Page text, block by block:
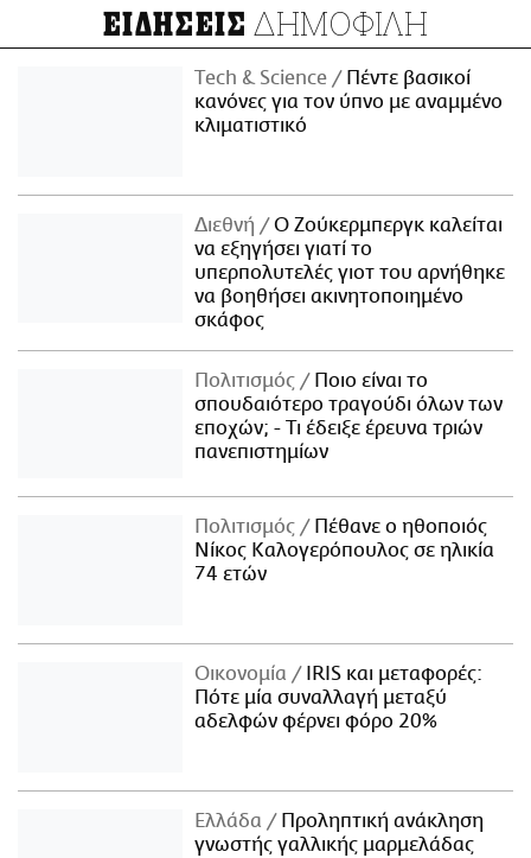
ΕΙΔΗΣΕΙΣ ΔΗΜΟΦΙΛΗ
Τech & Science
Πέντε βασικοί
κανόνες για τον ύπνο με αναμμένο
κλιματιστικό
Διεθνή
Ο Ζούκερμπεργκ καλείται
να εξηγήσει γιατί το
υπερπολυτελές γιοτ του αρνήθηκε
να βοηθήσει ακινητοποιημένο
σκάφος
Πολιτισμός
Ποιο είναι το
σπουδαιότερο τραγούδι όλων των
εποχών; - Τι έδειξε έρευνα τριών
πανεπιστημίων
Πολιτισμός
Πέθανε ο ηθοποιός
Νίκος Καλογερόπουλος σε ηλικία
74 ετών
Οικονομία
IRIS και μεταφορές:
Πότε μία συναλλαγή μεταξύ
αδελφών φέρνει φόρο 20%
Ελλάδα
Προληπτική ανάκληση
γνωστής γαλλικής μαρμελάδας